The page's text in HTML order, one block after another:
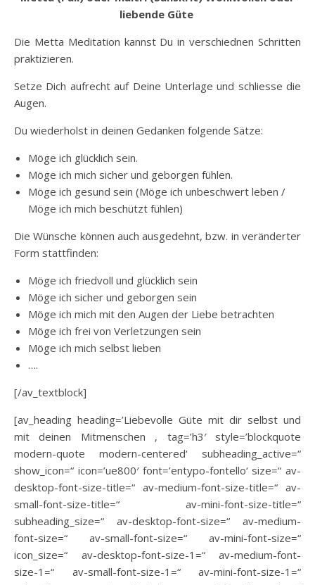
liebende Güte
Die Metta Meditation kannst Du in verschiednen Schritten
praktizieren.
Setze Dich aufrecht auf Deine Unterlage und schliesse die
Augen.
Du wiederholst in deinen Gedanken folgende Sätze:
Möge ich glücklich sein.
Möge ich mich sicher und geborgen fühlen.
Möge ich gesund sein (Möge ich unbeschwert leben /
Möge ich mich beschützt fühlen)
Die Wünsche können auch ausgedehnt, bzw. in veränderter
Form stattfinden:
Möge ich friedvoll und glücklich sein
Möge ich sicher und geborgen sein
Möge ich mich mit den Augen der Liebe betrachten
Möge ich frei von Verletzungen sein
Möge ich mich selbst lieben
….
[/av_textblock]
[av_heading heading=’Liebevolle Güte mit dir selbst und
mit deinen Mitmenschen ‚ tag=’h3′ style=’blockquote
modern-quote modern-centered‘ subheading_active=“
show_icon=“ icon=’ue800′ font=’entypo-fontello‘ size=“ av-
desktop-font-size-title=“ av-medium-font-size-title=“ av-
small-font-size-title=“ av-mini-font-size-title=“
subheading_size=“ av-desktop-font-size=“ av-medium-
font-size=“ av-small-font-size=“ av-mini-font-size=“
icon_size=“ av-desktop-font-size-1=“ av-medium-font-
size-1=“ av-small-font-size-1=“ av-mini-font-size-1=“